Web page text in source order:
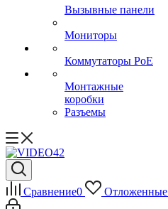
Вызывные панели
Мониторы
Коммутаторы PoE
Монтажные
коробки
Разъемы
Сравнение0 Отложенные